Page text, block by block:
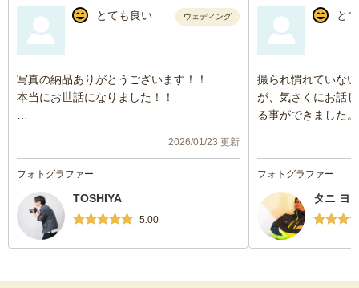
とても良い ウェディング
写真の納品ありがとうございます！！
本当にお世話になりました！！
依頼させてもらって本当によかったです。
い！！
ありがとうございました🙇
2026/01/23 更新
フォトグラファー
TOSHIYA
5.00
と
撮られ慣れていな
が、気さくにお話
る事ができました
した。
フォトグラファー
タニ ヨ